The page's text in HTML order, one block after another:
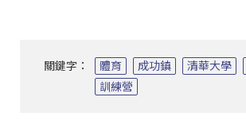
關鍵字： 體育 成功鎮 清華大學
訓練營